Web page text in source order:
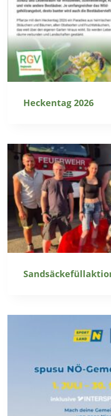
Heckentag 2026